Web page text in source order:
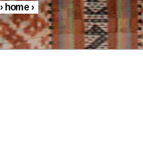
You are here
›home›